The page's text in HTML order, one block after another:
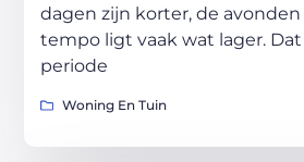
dagen zijn korter, de
tempo ligt vaak wat lager.
periode
Woning En Tuin